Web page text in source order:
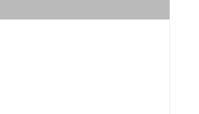
Guillén